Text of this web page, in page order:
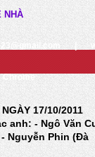
NHÀ
17/10/2011
anh: - Ngô Văn
Nguyễn Phin (Đà